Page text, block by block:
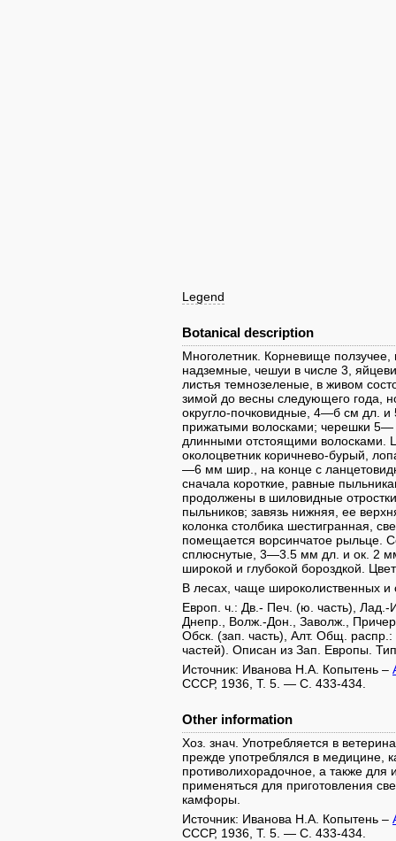
Legend
Botanical description
Многолетник. Корневище ползучее,
надземные, чешуи в числе 3,
листья темнозеленые, в живом
зимой до весны следующего года,
округло-почковидные, 4—б см дл.
прижатыми волосками; черешки
длинными отстоящими волосками.
околоцветник коричнево-бурый,
—6 мм шир., на конце с
сначала короткие, равные
продолжены в шиловидные
пыльников; завязь нижняя, ее
колонка столбика шестигранная,
помещается ворсинчатое рыльце.
сплюснутые, 3—3.5 мм дл. и ок. 2
широкой и глубокой бороздкой.
В лесах, чаще широколиственных
Европ. ч.: Дв.- Печ. (ю. часть),
Днепр., Волж.-Дон., Заволж.,
Обск. (зап. часть), Алт. Общ.
частей). Описан из Зап. Европы.
Источник: Иванова Н.А. Копытень –
СССР, 1936, Т. 5. — С. 433-434.
Other information
Хоз. знач. Употребляется в
прежде употреблялся в медицине,
противолихорадочное, а также
применяться для приготовления
камфоры.
Источник: Иванова Н.А. Копытень –
СССР, 1936, Т. 5. — С. 433-434.